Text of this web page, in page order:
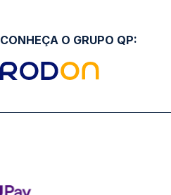
CONHEÇA O GRUPO QP: